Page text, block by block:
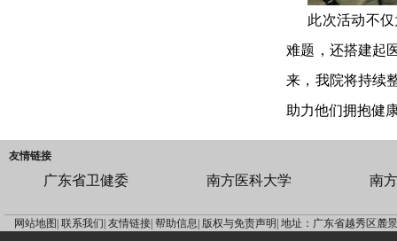
此次活动不
难题，还搭建起
来，我院将持续
助力他们拥抱健
友情链接
广东省卫健委 南方医科大学 南
网站地图| 联系我们| 友情链接| 帮助信息| 版权与免责声明| 地址：广东省越秀区麓